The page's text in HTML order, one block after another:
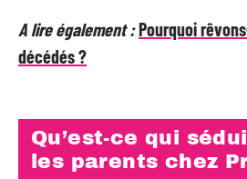
A lire également :Pourquoi
décédés ?
Qu’est-ce qui
les parents chez